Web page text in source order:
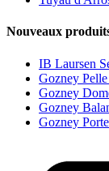
Nouveaux
IB Laursen
Gozney
Gozney
Gozney
Gozney